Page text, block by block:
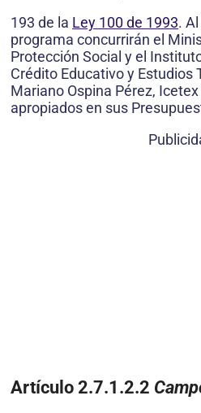
193 de la Ley 100 de 1993.
programa concurrirán el
Protección Social y el
Crédito Educativo y Estudios
Mariano Ospina Pérez,
apropiados en sus
Artículo 2.7.1.2.2